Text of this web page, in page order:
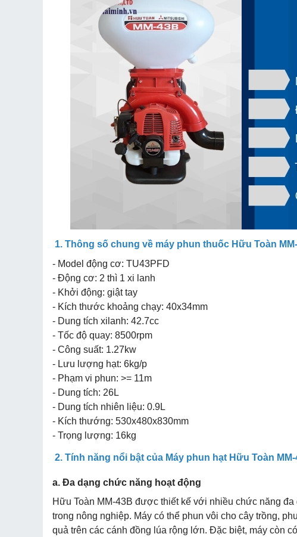
1. Thông số chung về máy phun thuốc Hữu Toàn
- Model động cơ: TU43PFD
- Động cơ: 2 thì 1 xi lanh
- Khởi động: giật tay
- Kích thước khoảng chạy: 40x34mm
- Dung tích xilanh: 42.7cc
- Tốc độ quay: 8500rpm
- Công suất: 1.27kw
- Lưu lượng hạt: 6kg/p
- Phạm vi phun: >= 11m
- Dung tích: 26L
- Dung tích nhiên liệu: 0.9L
- Kích thướng: 530x480x830mm
- Trọng lượng: 16kg
2. Tính năng nổi bật của Máy phun hạt Hữu Toàn MM-
a. Đa dạng chức năng hoạt động
Hữu Toàn MM-43B được thiết kế với nhiều chức năng
trong nông nghiệp. Máy có thể phun vôi cho cây trồng,
quả trên các cánh đồng lúa rộng lớn. Đặc biệt, máy còn